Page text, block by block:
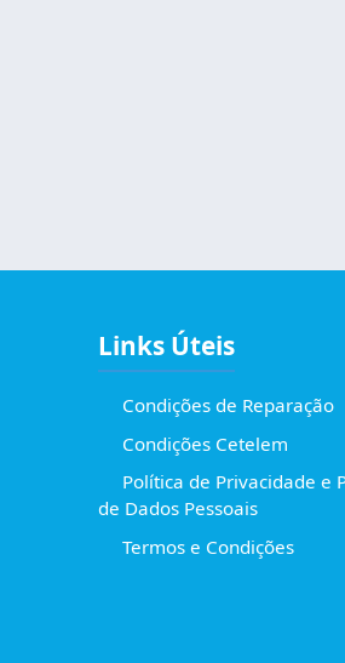
Links Úteis
Condições de Reparação
Condições Cetelem
Política de Privacidade e
de Dados Pessoais
Termos e Condições